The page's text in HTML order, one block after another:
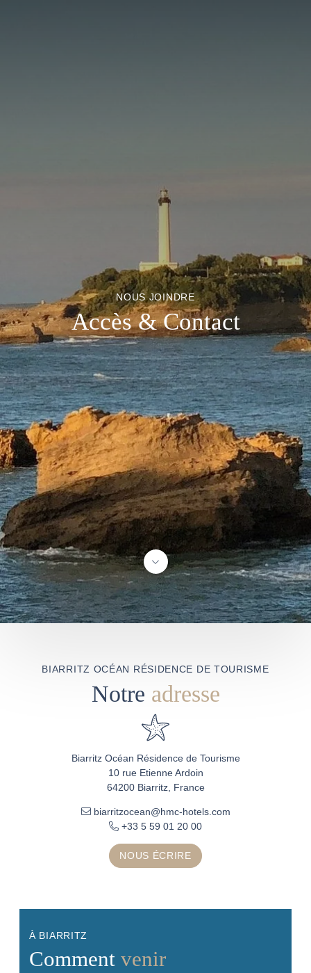
NOUS JOINDRE
Accès & Contact
BIARRITZ OCÉAN RÉSIDENCE DE TOURISME
Notre adresse
Biarritz Océan Résidence de Tourisme
10 rue Etienne Ardoin
64200 Biarritz, France
biarritzocean@hmc-hotels.com
+33 5 59 01 20 00
NOUS ÉCRIRE
À BIARRITZ
Comment venir